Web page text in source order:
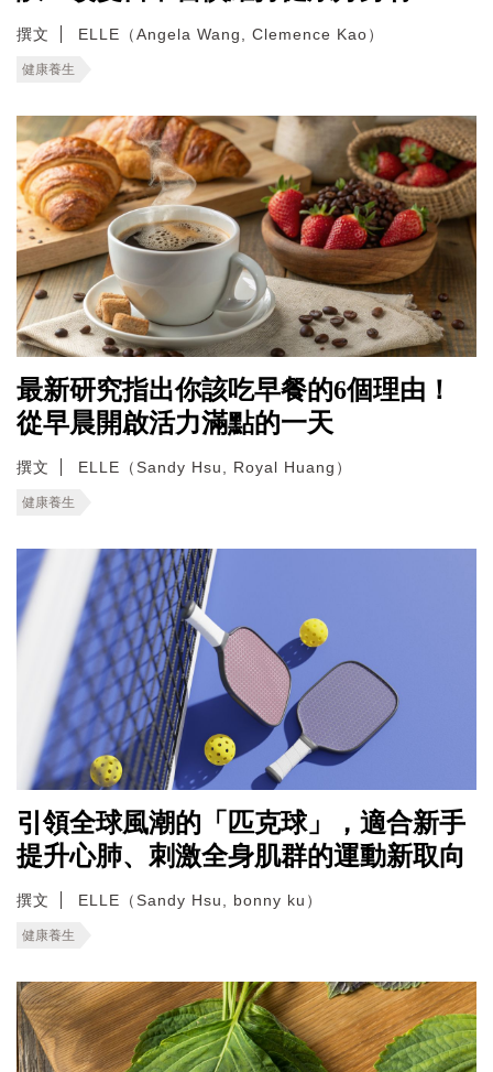
撰文 ELLE（Angela Wang, Clemence Kao）
健康養生
最新研究指出你該吃早餐的6個理由！
從早晨開啟活力滿點的一天
撰文 ELLE（Sandy Hsu, Royal Huang）
健康養生
引領全球風潮的「匹克球」，適合新手
提升心肺、刺激全身肌群的運動新取向
撰文 ELLE（Sandy Hsu, bonny ku）
健康養生